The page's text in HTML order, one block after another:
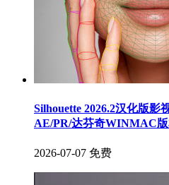
Silhouette 2026.2汉化版
AE/PR/达芬奇WINMAC
2026-07-07 免费